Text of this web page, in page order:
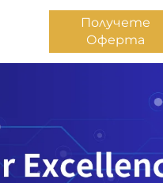
Получете
Оферта